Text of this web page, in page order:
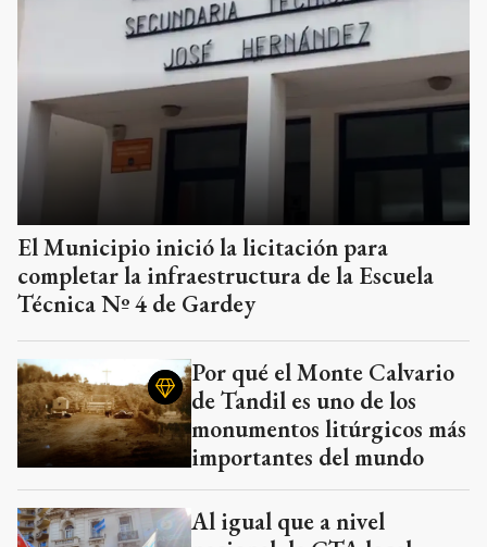
El Municipio inició la licitación para
completar la infraestructura de la Escuela
Técnica Nº 4 de Gardey
Por qué el Monte Calvario
de Tandil es uno de los
monumentos litúrgicos más
importantes del mundo
Al igual que a nivel